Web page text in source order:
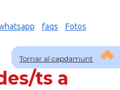
Tornar al capdamunt
faqs Fotos
ts a